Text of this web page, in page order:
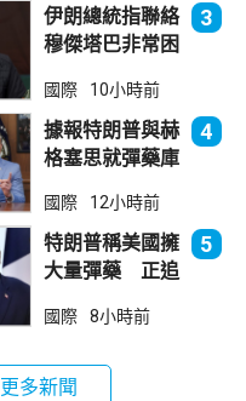
伊朗總統指聯絡
穆傑塔巴非常困
製造分裂
3
國際 10小時前
據報特朗普與赫
格塞思就彈藥庫
4
國際 12小時前
特朗普稱美國擁
大量彈藥 正追
者」
5
國際 8小時前
更多新聞